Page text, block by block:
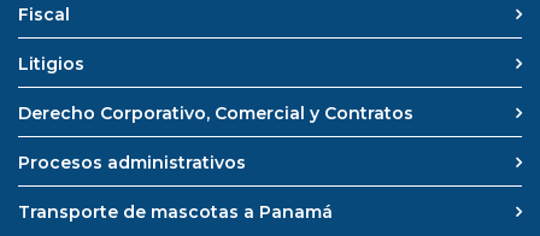
Fiscal
Litigios
Derecho Corporativo, Comercial y Contratos
Procesos administrativos
Transporte de mascotas a Panamá